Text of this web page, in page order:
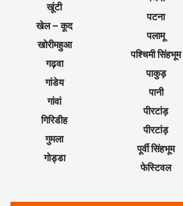
खूंटी
खेल – कूद
खोरीमहुआ
गढ़वा
गांडेय
गांवां
गिरिडीह
गुमला
गोड्डा
पटना
पलामू
पश्चिमी सिंहभूम
पाकुड़
पानी
पीरटांड़
पीरटांड़
पूर्वी सिंहभूम
फेस्टिवल